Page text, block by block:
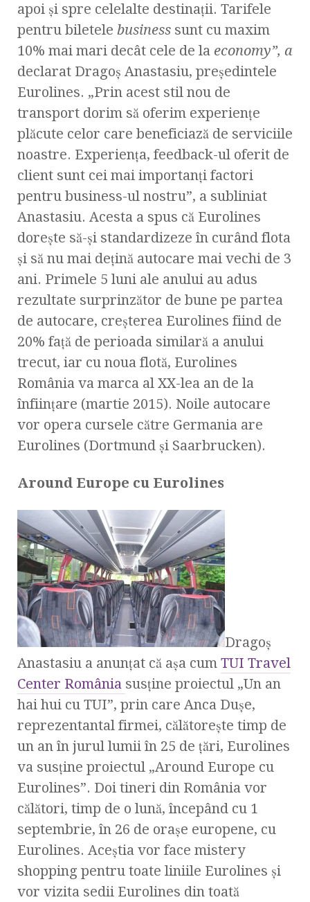
apoi și spre celelalte destinații. Tarifele
pentru biletele business sunt cu maxim
10% mai mari decât cele de la economy”, a
declarat Dragoș Anastasiu, președintele
Eurolines. „Prin acest stil nou de
transport dorim să oferim experienţe
plăcute celor care beneficiază de serviciile
noastre. Experienţa, feedback-ul oferit de
client sunt cei mai importanţi factori
pentru business-ul nostru”, a subliniat
Anastasiu. Acesta a spus că Eurolines
doreşte să-şi standardizeze în curând flota
şi să nu mai deţină autocare mai vechi de 3
ani. Primele 5 luni ale anului au adus
rezultate surprinzător de bune pe partea
de autocare, creşterea Eurolines fiind de
20% faţă de perioada similară a anului
trecut, iar cu noua flotă, Eurolines
România va marca al XX-lea an de la
înfiinţare (martie 2015). Noile autocare
vor opera cursele către Germania are
Eurolines (Dortmund şi Saarbrucken).
Around Europe cu Eurolines
Dragoş
Anastasiu a anunţat că aşa cum TUI Travel
Center România susţine proiectul „Un an
hai hui cu TUI”, prin care Anca Duşe,
reprezentantal firmei, călătoreşte timp de
un an în jurul lumii în 25 de ţări, Eurolines
va susţine proiectul „Around Europe cu
Eurolines”. Doi tineri din România vor
călători, timp de o lună, începând cu 1
septembrie, în 26 de oraşe europene, cu
Eurolines. Aceştia vor face mistery
shopping pentru toate liniile Eurolines şi
vor vizita sedii Eurolines din toată